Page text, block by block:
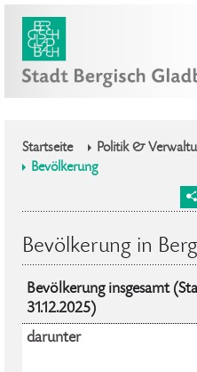
Startseite Politik &
Bevölkerung
Bevölkerung in
Bevölkerung insgesamt
31.12.2025)
darunter